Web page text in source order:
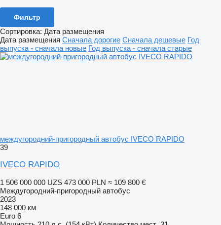
Фильтр
Сортировка: Дата размещения
Дата размещения Сначала дорогие Сначала дешевые Год
выпуска - сначала новые Год выпуска - сначала старые
междугородний-пригородный автобус IVECO RAPIDO
39
IVECO RAPIDO
1 506 000 000 UZS 473 000 PLN ≈ 109 800 €
Междугородний-пригородный автобус
2023
148 000 км
Euro 6